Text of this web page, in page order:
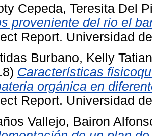
Cepeda, Teresita Del
proveniente del rio el
Report. Universidad
Burbano, Kelly
Características
orgánica en
Report. Universidad
Vallejo, Bairon